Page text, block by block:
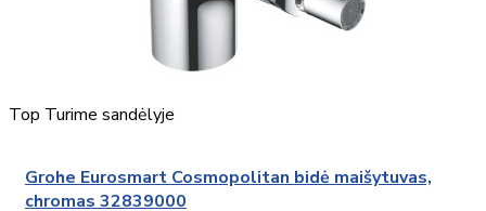
Top Turime sandėlyje
Grohe Eurosmart Cosmopolitan bidė maišytuvas,
chromas 32839000